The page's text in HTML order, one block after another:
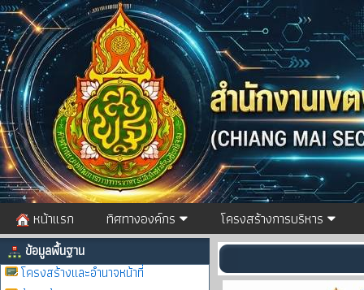
หน้าแรก ทิศทางองค์กร โครงสร้างการบริหาร
ข้อมูลพื้นฐาน
โครงสร้างและอำนาจหน้าที่